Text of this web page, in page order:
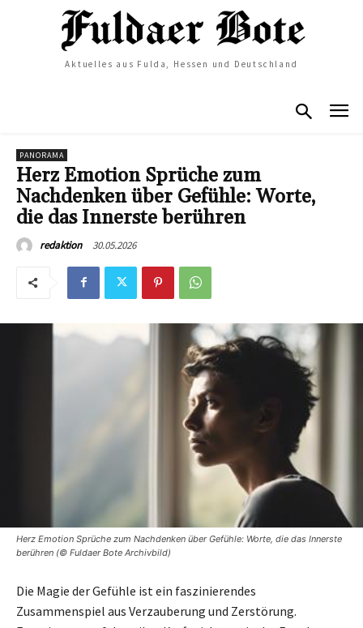
Aktuelles aus Fulda, Hessen und Deutschland
PANORAMA
Herz Emotion Sprüche zum
Nachdenken über Gefühle: Worte,
die das Innerste berühren
redaktion 30.05.2026
Herz Emotion Sprüche zum Nachdenken über Gefühle: Worte, die das Innerste
berühren (© Fuldaer Bote Archivbild)
Die Magie der Gefühle ist ein faszinierendes
Zusammenspiel aus Verzauberung und Zerstörung.